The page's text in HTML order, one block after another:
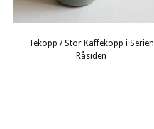
Tekopp / Stor Kaffekopp i Serien
Råsiden